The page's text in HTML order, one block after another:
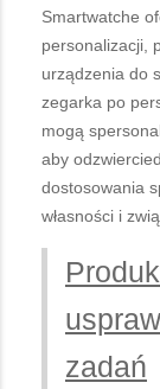
Smartwatche
personalizacji,
urządzenia do
zegarka po
mogą
aby
dostosowania
własności i
zadań